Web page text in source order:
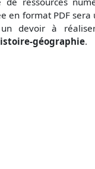
en format PDF sera
un devoir à
géographie.